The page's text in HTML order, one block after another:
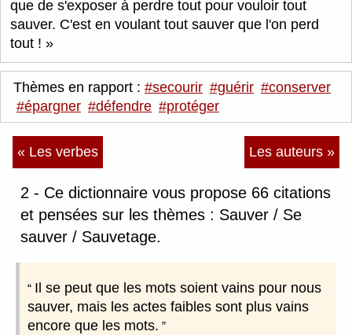
que de s'exposer à perdre tout pour vouloir tout
sauver. C'est en voulant tout sauver que l'on perd
tout !
Thèmes en rapport : #secourir #guérir #conserver
#épargner #défendre #protéger
« Les verbes Les auteurs »
2 - Ce dictionnaire vous propose 66 citations
et pensées sur les thèmes : Sauver / Se
sauver / Sauvetage.
Il se peut que les mots soient vains pour nous
sauver, mais les actes faibles sont plus vains
encore que les mots.